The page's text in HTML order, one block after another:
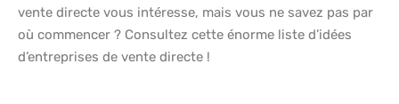
vente directe vous intéresse, mais vous ne savez pas par
où commencer ? Consultez cette énorme liste d’idées
d’entreprises de vente directe !